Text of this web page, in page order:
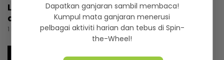
Lawak cemburu bila tengok pelawak lain
ada perniagaan
1 hari lalu
Dapatkan ganjaran sambil membaca!
Kumpul mata ganjaran menerusi
pelbagai aktiviti harian dan tebus di Spin-
the-Wheel!